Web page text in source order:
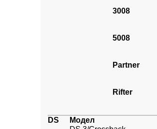
3008
5008
Partner
Rifter
DS Модел